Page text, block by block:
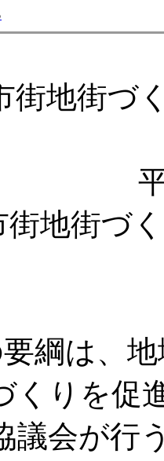
街地街づ
街地街づ
は、地
くりを促
議会が行